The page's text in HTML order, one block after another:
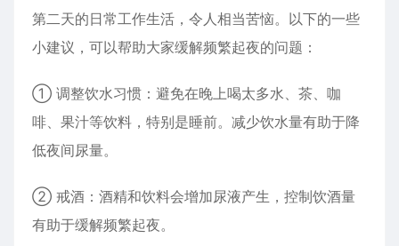
第二天的日常工作生活，令人相当苦恼。以下的一些
小建议，可以帮助大家缓解频繁起夜的问题：
① 调整饮水习惯：避免在晚上喝太多水、茶、咖
啡、果汁等饮料，特别是睡前。减少饮水量有助于降
低夜间尿量。
② 戒酒：酒精和饮料会增加尿液产生，控制饮酒量
有助于缓解频繁起夜。